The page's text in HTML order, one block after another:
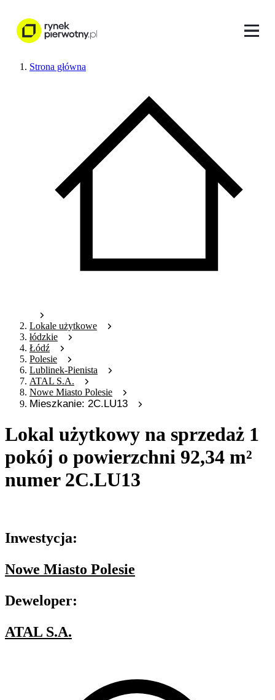
Strona główna
Lokale użytkowe
łódzkie
Łódź
Polesie
Lublinek-Pienista
ATAL S.A.
Nowe Miasto Polesie
Mieszkanie: 2C.LU13
Lokal użytkowy na sprzedaż 1
pokój o powierzchni 92,34 m²
numer 2C.LU13
Inwestycja:
Nowe Miasto Polesie
Deweloper:
ATAL S.A.